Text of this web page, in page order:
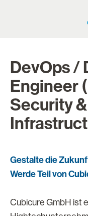
DevOps /
Engineer
Security
Gestalte die
Werde Teil von
Cubicure GmbH ist